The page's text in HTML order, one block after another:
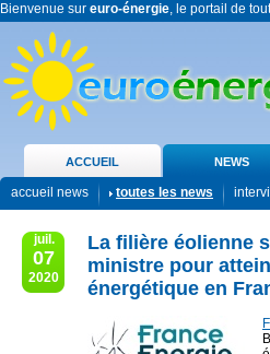
Bienvenue sur euro-énergie, le portail de
ACCUEIL NEWS
accueil news toutes les news
juil.
07
2020
La filière éolienne
ministre pour
énergétique en